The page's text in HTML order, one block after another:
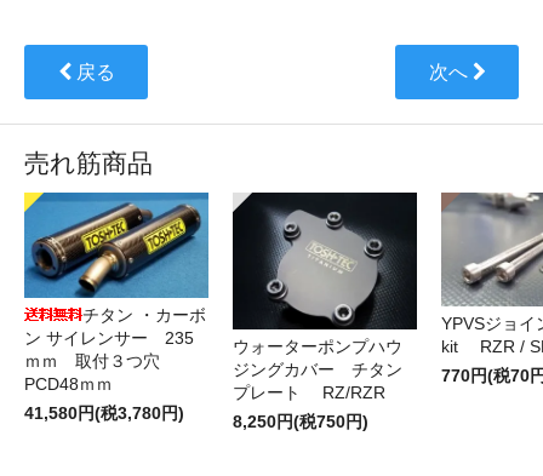
戻る 次へ
売れ筋商品
チタン ・カーボ
ン サイレンサー 235
ｍｍ 取付３つ穴
PCD48ｍｍ
41,580円(税3,780円)
ウォーターポンプハウ
ジングカバー チタン
プレート RZ/RZR
8,250円(税750円)
YPVSジョイ
kit RZR /
770円(税70